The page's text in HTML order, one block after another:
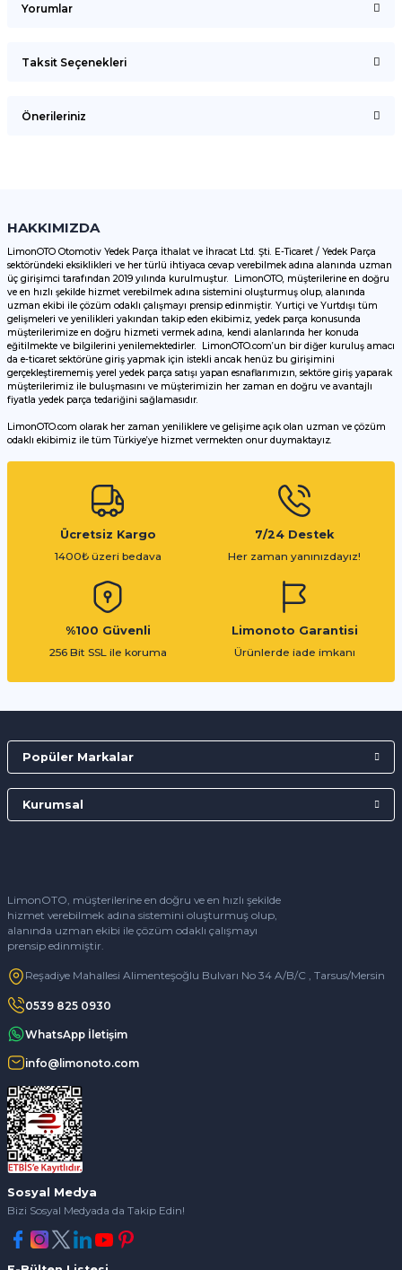
Yorumlar
Taksit Seçenekleri
Önerileriniz
Görüş ve önerileriniz için teşekkür ederiz.
Ürün resmi kalitesiz, bozuk veya görüntülenemiyor.
Ürün açıklamasında eksik bilgiler bulunuyor.
Ürün bilgilerinde hatalar bulunuyor.
Ürün fiyatı diğer sitelerden daha pahalı.
Bu ürüne benzer farklı alternatifler olmalı.
HAKKIMIZDA
LimonOTO Otomotiv Yedek Parça İthalat ve İhracat Ltd. Şti. E-Ticaret / Yedek Parça
sektöründeki eksiklikleri ve her türlü ihtiyaca cevap verebilmek adına alanında uzman
üç girişimci tarafından 2019 yılında kurulmuştur. LimonOTO, müşterilerine en doğru
ve en hızlı şekilde hizmet verebilmek adına sistemini oluşturmuş olup, alanında
uzman ekibi ile çözüm odaklı çalışmayı prensip edinmiştir. Yurtiçi ve Yurtdışı tüm
gelişmeleri ve yenilikleri yakından takip eden ekibimiz, yedek parça konusunda
müşterilerimize en doğru hizmeti vermek adına, kendi alanlarında her konuda
eğitilmekte ve bilgilerini yenilemektedirler. LimonOTO.com’un bir diğer kuruluş amacı
da e-ticaret sektörüne giriş yapmak için istekli ancak henüz bu girişimini
gerçekleştirememiş yerel yedek parça satışı yapan esnaflarımızın, sektöre giriş yaparak
müşterilerimiz ile buluşmasını ve müşterimizin her zaman en doğru ve avantajlı
fiyatla yedek parça tedariğini sağlamasıdır.
LimonOTO.com olarak her zaman yeniliklere ve gelişime açık olan uzman ve çözüm
odaklı ekibimiz ile tüm Türkiye’ye hizmet vermekten onur duymaktayız.
Ücretsiz Kargo
1400₺ üzeri bedava
7/24 Destek
Her zaman yanınızdayız!
%100 Güvenli
256 Bit SSL ile koruma
Limonoto Garantisi
Ürünlerde iade imkanı
LimonOTO, müşterilerine en doğru ve en hızlı şekilde
hizmet verebilmek adına sistemini oluşturmuş olup,
alanında uzman ekibi ile çözüm odaklı çalışmayı
prensip edinmiştir.
Reşadiye Mahallesi Alimenteşoğlu Bulvarı No 34 A/B/C , Tarsus/Mersin
0539 825 0930
WhatsApp İletişim
info@limonoto.com
Popüler Markalar
Kurumsal
Sosyal Medya
Bizi Sosyal Medyada da Takip Edin!